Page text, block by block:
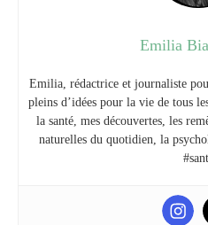
Emilia
Emilia, rédactrice et journaliste
pleins d’idées pour la vie de tous
la santé, mes découvertes, les
naturelles du quotidien, la